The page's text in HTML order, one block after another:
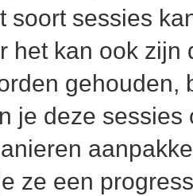
soort sessies
het kan ook zijn
gehouden,
je deze
ze een